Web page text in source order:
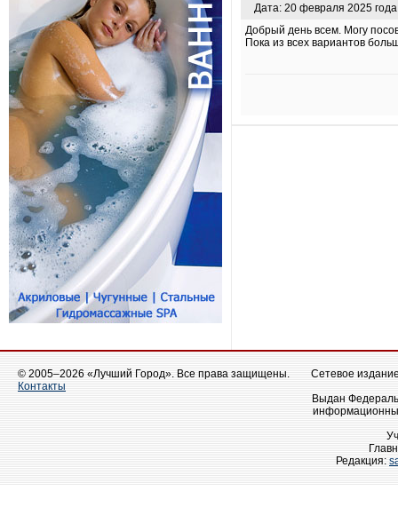
Дата: 20 февраля 2025
Добрый день всем. Могу
Пока из всех вариантов
© 2005–2026 «Лучший Город». Все права защищены.
Контакты
Сетевое
Выдан
Редакция: